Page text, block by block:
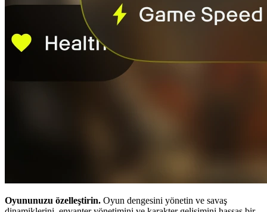
Oyununuzu özelleştirin. Oyun dengesini yönetin ve savaş